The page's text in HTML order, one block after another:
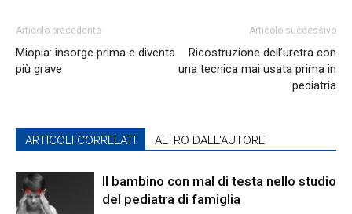
Articolo precedente
Miopia: insorge prima e diventa
più grave
Articolo successivo
Ricostruzione dell’uretra con
una tecnica mai usata prima in
pediatria
ARTICOLI CORRELATI ALTRO DALL'AUTORE
Il bambino con mal di testa nello studio
del pediatra di famiglia